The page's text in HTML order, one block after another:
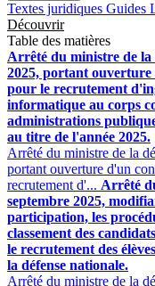
Textes juridiques Guides
Découvrir
Table des matières
Arrêté du ministre de la
2025, portant ouverture
pour le recrutement
informatique au corps
administrations
au titre de l'année 2025.
Arrêté du ministre de la
portant ouverture d'un
recrutement d'... Arrêté
septembre 2025,
participation, les
classement des
le recrutement des
la défense nationale.
Arrêté du ministre de la